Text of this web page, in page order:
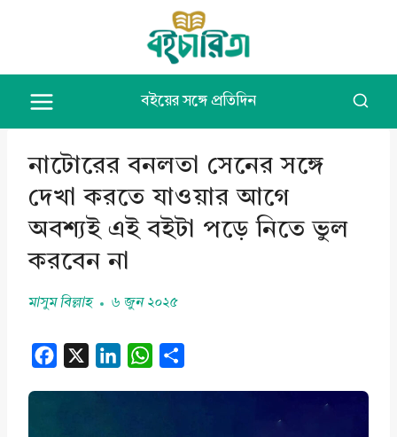
content
বইয়ের সঙ্গে প্রতিদিন
নাটোরের বনলতা সেনের সঙ্গে
দেখা করতে যাওয়ার আগে
অবশ্যই এই বইটা পড়ে নিতে ভুল
করবেন না
মাসুম বিল্লাহ ৬ জুন ২০২৫
W